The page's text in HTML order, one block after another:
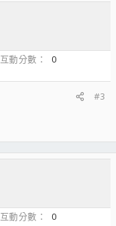
互動分數
0
#3
互動分數
0